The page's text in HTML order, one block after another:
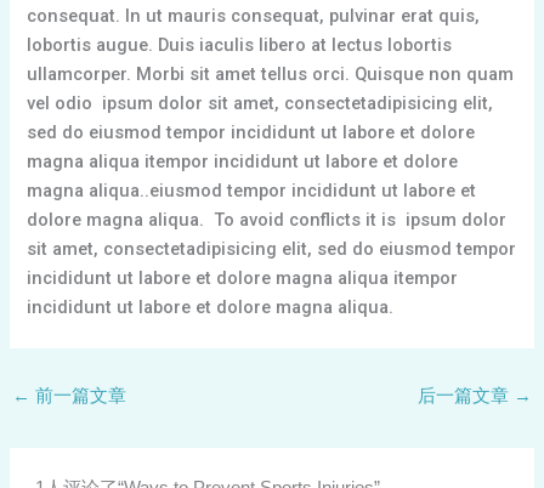
consequat. In ut mauris consequat, pulvinar erat quis,
lobortis augue. Duis iaculis libero at lectus lobortis
ullamcorper. Morbi sit amet tellus orci. Quisque non quam
vel odio ipsum dolor sit amet, consectetadipisicing elit,
sed do eiusmod tempor incididunt ut labore et dolore
magna aliqua itempor incididunt ut labore et dolore
magna aliqua..eiusmod tempor incididunt ut labore et
dolore magna aliqua. To avoid conflicts it is ipsum dolor
sit amet, consectetadipisicing elit, sed do eiusmod tempor
incididunt ut labore et dolore magna aliqua itempor
incididunt ut labore et dolore magna aliqua.
← 前一篇文章 后一篇文章 →